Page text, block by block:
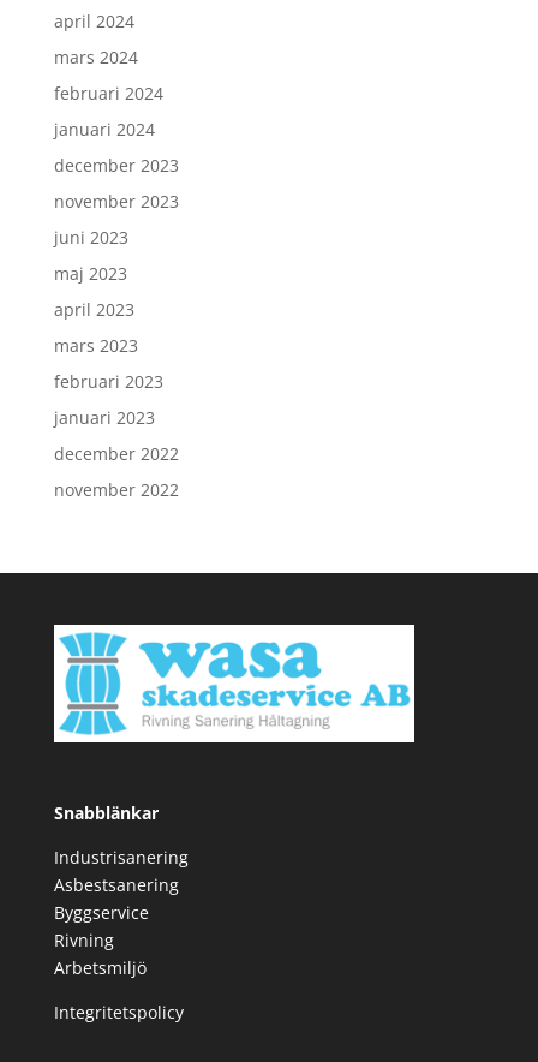
april 2024
mars 2024
februari 2024
januari 2024
december 2023
november 2023
juni 2023
maj 2023
april 2023
mars 2023
februari 2023
januari 2023
december 2022
november 2022
Snabblänkar
Industrisanering
Asbestsanering
Byggservice
Rivning
Arbetsmiljö
Integritetspolicy